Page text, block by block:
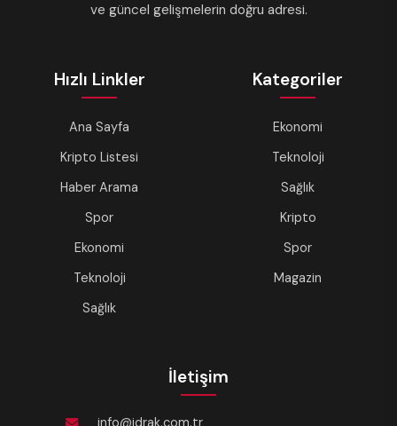
ve güncel gelişmelerin doğru adresi.
Hızlı Linkler
Ana Sayfa
Kripto Listesi
Haber Arama
Spor
Ekonomi
Teknoloji
Sağlık
Kategoriler
Ekonomi
Teknoloji
Sağlık
Kripto
Spor
Magazin
İletişim
info@idrak.com.tr